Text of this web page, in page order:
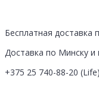
Бесплатная доставка
Доставка по Минску и
+375 25 740-88-20 (Life)